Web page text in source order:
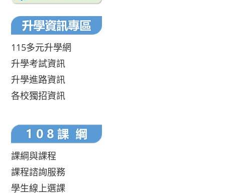
115多元升學網
升學考試資訊
升學進路資訊
各校獨招資訊
課綱與課程
課程諮詢服務
學生線上選課